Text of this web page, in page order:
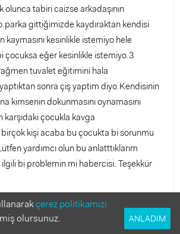
tabiri caizse arkadaşının
gittiğimizde kaydıraktan kendisi
kaymasını kesinlikle istemiyo hele
çocuksa eğer kesinlikle istemiyo.3
tuvalet eğitimini hala
sonra çiş yaptım diyo.Kendisinin
kimsenin dokunmasını oynamasını
karşıdaki çocukla kavga
kişi acaba bu çocukta bi sorunmu
yardımcı olun bu anlatttıklarım
ilgili bi problemin mi habercisi. Teşekkür
chat 2
çerez politikamızı
olursunuz.
ANLADIM